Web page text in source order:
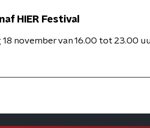
HIER Festival
november van 16.00 tot 23.00